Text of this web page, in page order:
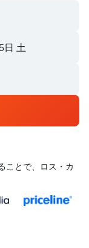
日 土
ことで、ロス・カ